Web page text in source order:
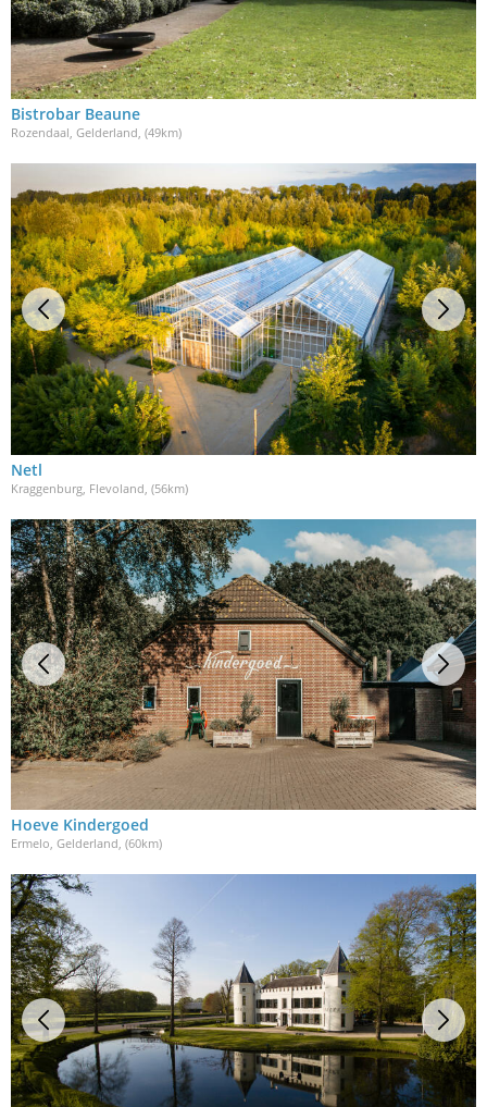
Bistrobar Beaune
Rozendaal, Gelderland, (49km)
Netl
Kraggenburg, Flevoland , (56km)
Hoeve Kindergoed
Ermelo, Gelderland, (60km)